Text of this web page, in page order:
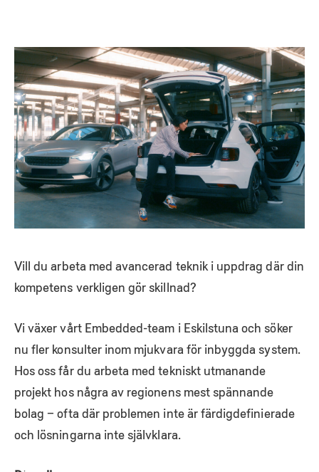
Vill du arbeta med avancerad teknik i uppdrag där din
kompetens verkligen gör skillnad?
Vi växer vårt Embedded-team i Eskilstuna och söker
nu fler konsulter inom mjukvara för inbyggda system.
Hos oss får du arbeta med tekniskt utmanande
projekt hos några av regionens mest spännande
bolag – ofta där problemen inte är färdigdefinierade
och lösningarna inte självklara.